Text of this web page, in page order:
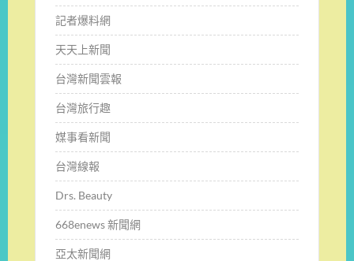
記者爆料網
天天上新聞
台灣新聞雲報
台灣旅行趣
媒事看新聞
台灣線報
Drs. Beauty
668enews 新聞網
亞太新聞網